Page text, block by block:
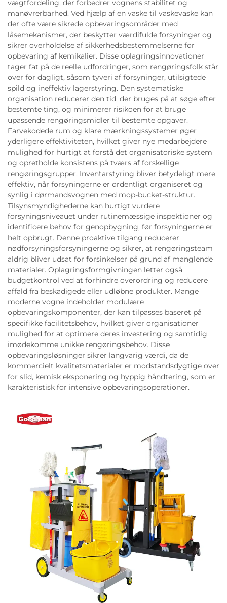
vægtfordeling, der forbedrer vognens stabilitet og
manøvrerbarhed. Ved hjælp af en vaske til vaskevaske kan
der ofte være sikrede opbevaringsområder med
låsemekanismer, der beskytter værdifulde forsyninger og
sikrer overholdelse af sikkerhedsbestemmelserne for
opbevaring af kemikalier. Disse oplagringsinnovationer
tager fat på de reelle udfordringer, som rengøringsfolk står
over for dagligt, såsom tyveri af forsyninger, utilsigtede
spild og ineffektiv lagerstyring. Den systematiske
organisation reducerer den tid, der bruges på at søge efter
bestemte ting, og minimerer risikoen for at bruge
upassende rengøringsmidler til bestemte opgaver.
Farvekodede rum og klare mærkningssystemer øger
yderligere effektiviteten, hvilket giver nye medarbejdere
mulighed for hurtigt at forstå det organisatoriske system
og opretholde konsistens på tværs af forskellige
rengøringsgrupper. Inventarstyring bliver betydeligt mere
effektiv, når forsyningerne er ordentligt organiseret og
synlig i dørmandsvognen med mop-bucket-struktur.
Tilsynsmyndighederne kan hurtigt vurdere
forsyningsniveauet under rutinemæssige inspektioner og
identificere behov for genopbygning, før forsyningerne er
helt opbrugt. Denne proaktive tilgang reducerer
nødforsyningsforsyningerne og sikrer, at rengøringsteam
aldrig bliver udsat for forsinkelser på grund af manglende
materialer. Oplagringsformgivningen letter også
budgetkontrol ved at forhindre overordring og reducere
affald fra beskadigede eller udløbne produkter. Mange
moderne vogne indeholder modulære
opbevaringskomponenter, der kan tilpasses baseret på
specifikke facilitetsbehov, hvilket giver organisationer
mulighed for at optimere deres investering og samtidig
imødekomme unikke rengøringsbehov. Disse
opbevaringsløsninger sikrer langvarig værdi, da de
kommercielt kvalitetsmaterialer er modstandsdygtige over
for slid, kemisk eksponering og hyppig håndtering, som er
karakteristisk for intensive opbevaringsoperationer.